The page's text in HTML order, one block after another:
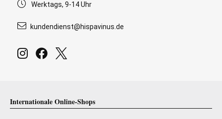
Werktags, 9-14 Uhr
kundendienst@hispavinus.de
Internationale Online-Shops